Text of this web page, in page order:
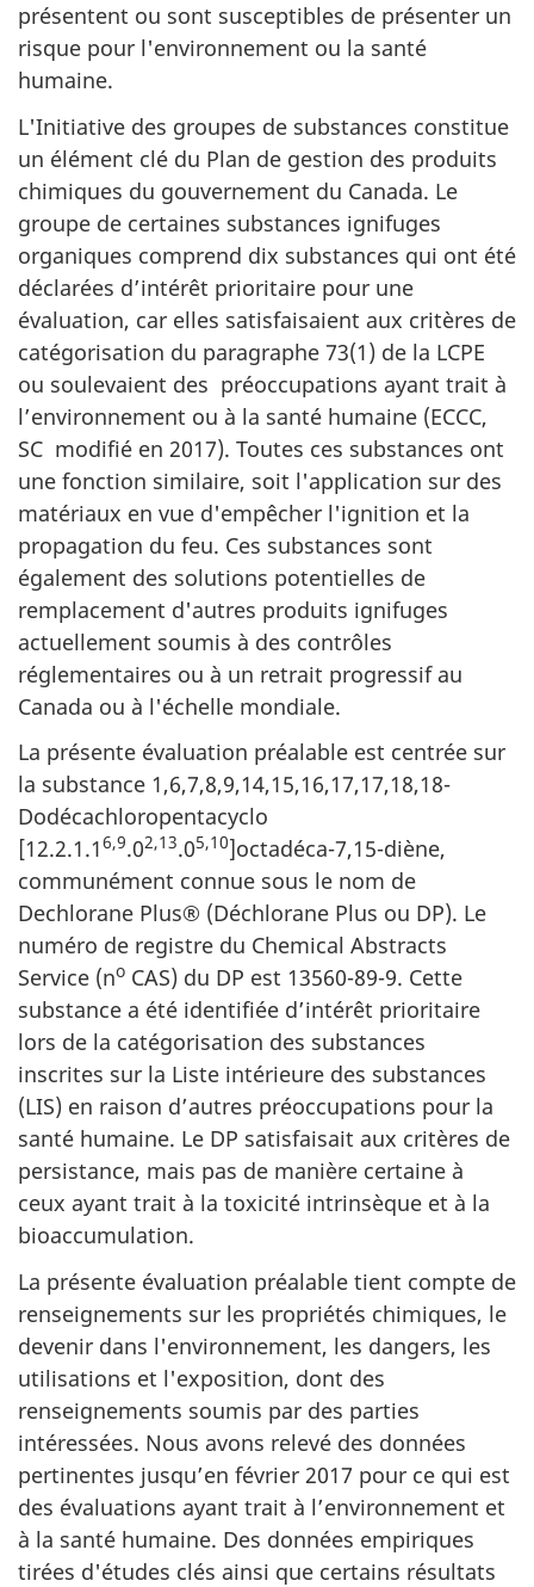
présentent ou sont susceptibles de présenter un
risque pour l'environnement ou la santé
humaine.
L'Initiative des groupes de substances constitue
un élément clé du Plan de gestion des produits
chimiques du gouvernement du Canada. Le
groupe de certaines substances ignifuges
organiques comprend dix substances qui ont été
déclarées d’intérêt prioritaire pour une
évaluation, car elles satisfaisaient aux critères de
catégorisation du paragraphe 73(1) de la LCPE
ou soulevaient des préoccupations ayant trait à
l’environnement ou à la santé humaine (ECCC,
SC modifié en 2017). Toutes ces substances ont
une fonction similaire, soit l'application sur des
matériaux en vue d'empêcher l'ignition et la
propagation du feu. Ces substances sont
également des solutions potentielles de
remplacement d'autres produits ignifuges
actuellement soumis à des contrôles
réglementaires ou à un retrait progressif au
Canada ou à l'échelle mondiale.
La présente évaluation préalable est centrée sur
la substance 1,6,7,8,9,14,15,16,17,17,18,18-
Dodécachloropentacyclo
[12.2.1.16,9.02,13.05,10]octadéca-7,15-diène,
communément connue sous le nom de
Dechlorane Plus® (Déchlorane Plus ou DP). Le
numéro de registre du Chemical Abstracts
Service (no CAS) du DP est 13560-89-9. Cette
substance a été identifiée d’intérêt prioritaire
lors de la catégorisation des substances
inscrites sur la Liste intérieure des substances
(LIS) en raison d’autres préoccupations pour la
santé humaine. Le DP satisfaisait aux critères de
persistance, mais pas de manière certaine à
ceux ayant trait à la toxicité intrinsèque et à la
bioaccumulation.
La présente évaluation préalable tient compte de
renseignements sur les propriétés chimiques, le
devenir dans l'environnement, les dangers, les
utilisations et l'exposition, dont des
renseignements soumis par des parties
intéressées. Nous avons relevé des données
pertinentes jusqu’en février 2017 pour ce qui est
des évaluations ayant trait à l’environnement et
à la santé humaine. Des données empiriques
tirées d'études clés ainsi que certains résultats